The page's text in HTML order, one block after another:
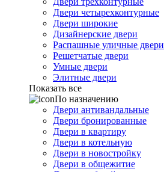
Двери четырехконтурные
Двери широкие
Дизайнерские двери
Распашные уличные двери
Решетчатые двери
Умные двери
Элитные двери
Показать все
По назначению
Двери антивандальные
Двери бронированные
Двери в квартиру
Двери в котельную
Двери в новостройку
Двери в общежитие